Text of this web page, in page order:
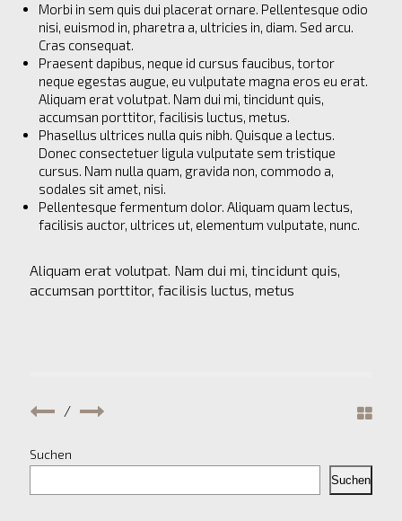
S
I
N
Morbi in sem quis dui placerat ornare. Pellentesque odio
nisi, euismod in, pharetra a, ultricies in, diam. Sed arcu.
Cras consequat.
Praesent dapibus, neque id cursus faucibus, tortor
neque egestas augue, eu vulputate magna eros eu erat.
Aliquam erat volutpat. Nam dui mi, tincidunt quis,
accumsan porttitor, facilisis luctus, metus.
Phasellus ultrices nulla quis nibh. Quisque a lectus.
Donec consectetuer ligula vulputate sem tristique
cursus. Nam nulla quam, gravida non, commodo a,
sodales sit amet, nisi.
Pellentesque fermentum dolor. Aliquam quam lectus,
facilisis auctor, ultrices ut, elementum vulputate, nunc.
Aliquam erat volutpat. Nam dui mi, tincidunt quis,
accumsan porttitor, facilisis luctus, metus
/
Suchen
Suchen